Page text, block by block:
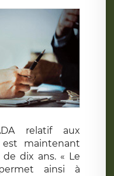
relatif aux
est maintenant
dix ans. « Le
ainsi à